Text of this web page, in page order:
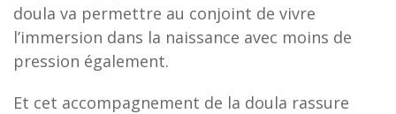
doula va permettre au conjoint de vivre
l’immersion dans la naissance avec moins de
pression également.
Et cet accompagnement de la doula rassure